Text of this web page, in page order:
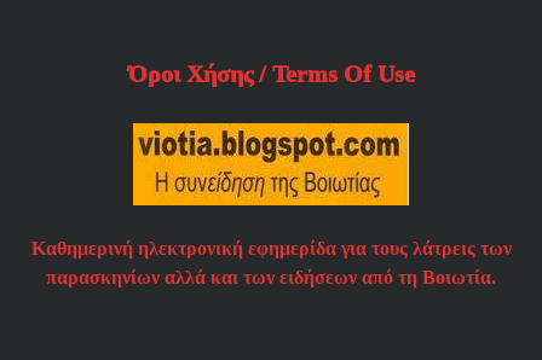
Όροι Χήσης / Terms Of Use
Καθημερινή ηλεκτρονική εφημερίδα για τους λάτρεις των
παρασκηνίων αλλά και των ειδήσεων από τη Βοιωτία.